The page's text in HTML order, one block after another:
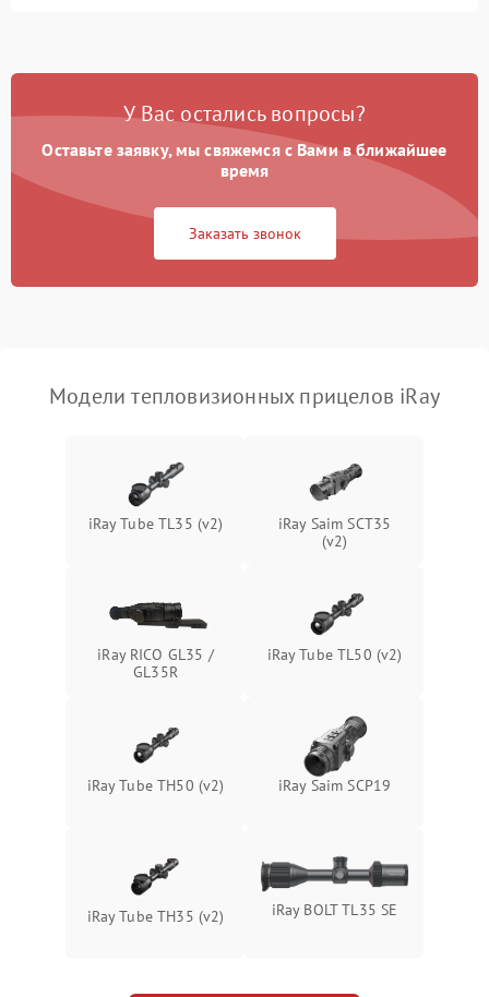
Неисправность системы
Поломка системы GPS 2000 ₽ Подробнее →
Повреждение системы
защиты от перегрузок
1500 ₽
автоматического
1500 ₽ Подробнее →
Неисправность системы
защиты от
1500 ₽ Подробнее →
защиты от замыкания
Подробнее →
Неисправность системы
Поломка системы защиты
от перенапряжения
Подробнее →
У Вас остались вопросы?
Оставьте заявку, мы свяжемся с Вами в ближайшее
время
Заказать звонок
Модели тепловизионных прицелов iRay
iRay Tube TL35 (v2)
iRay Saim SCT35
(v2)
iRay RICO GL35 /
GL35R
iRay Tube TL50 (v2)
iRay Tube TH50 (v2) iRay Saim SCP19
iRay Tube TH35 (v2) iRay BOLT TL35 SE